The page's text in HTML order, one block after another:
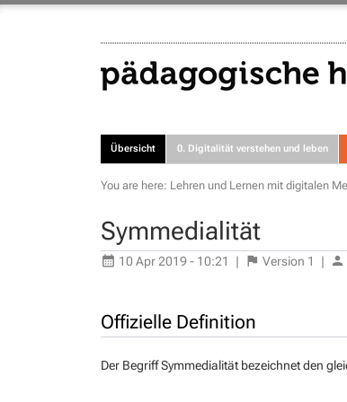
Übersicht 0. Digitalität verstehen und leben
You are here: Lehren und Lernen mit digitalen
Symmedialität
10 Apr 2019 - 10:21 | Version 1 |
Offizielle Definition
Der Begriff Symmedialität bezeichnet den